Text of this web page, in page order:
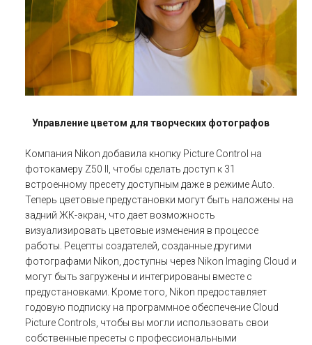
Управление цветом для творческих фотографов
Компания Nikon добавила кнопку Picture Control на
фотокамеру Z50 II, чтобы сделать доступ к 31
встроенному пресету доступным даже в режиме Auto.
Теперь цветовые предустановки могут быть наложены на
задний ЖК-экран, что дает возможность
визуализировать цветовые изменения в процессе
работы. Рецепты создателей, созданные другими
фотографами Nikon, доступны через Nikon Imaging Cloud и
могут быть загружены и интегрированы вместе с
предустановками. Кроме того, Nikon предоставляет
годовую подписку на программное обеспечение Cloud
Picture Controls, чтобы вы могли использовать свои
собственные пресеты с профессиональными